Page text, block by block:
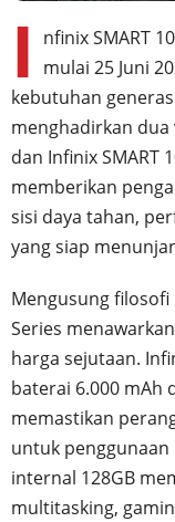
I
nfinix SMART
mulai 25 Juni
kebutuhan
menghadirkan dua
dan Infinix SMART
memberikan
sisi daya tahan,
yang siap
Mengusung filosofi
Series
harga sejutaan.
baterai 6.000 mAh
memastikan
untuk penggunaan
internal 128GB
multitasking,